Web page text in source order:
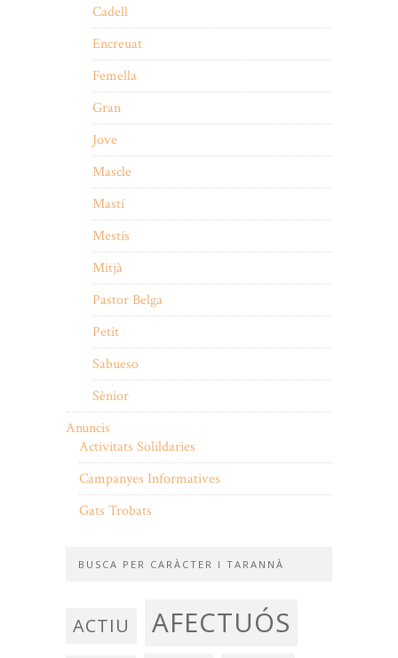
Cadell
Encreuat
Femella
Gran
Jove
Mascle
Mastí
Mestís
Mitjà
Pastor Belga
Petit
Sabueso
Sènior
Anuncis
Activitats Solildaries
Campanyes Informatives
Gats Trobats
BUSCA PER CARÀCTER I TARANNÀ
ACTIU AFECTUÓS